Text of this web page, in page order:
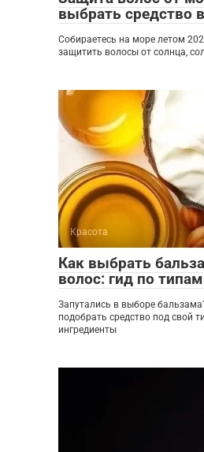
выбрать средство
Собираетесь на море летом
защитить волосы от солнца,
Красота
Как выбрать
волос: гид по
Запутались в выборе
подобрать средство под свой
ингредиенты